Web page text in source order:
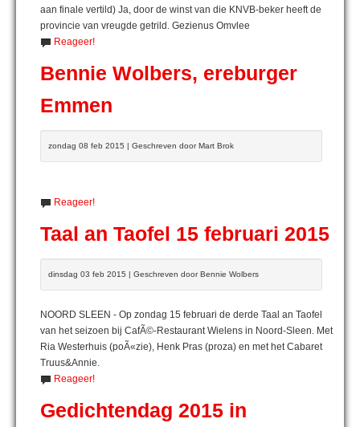
aan finale vertild) Ja, door de winst van die KNVB-beker heeft de
provincie van vreugde getrild. Gezienus Omvlee
Reageer!
Bennie Wolbers, ereburger
Emmen
zondag 08 feb 2015 | Geschreven door Mart Brok
Reageer!
Taal an Taofel 15 februari 2015
dinsdag 03 feb 2015 | Geschreven door Bennie Wolbers
NOORD SLEEN - Op zondag 15 februari de derde Taal an Taofel
van het seizoen bij CafÃ©-Restaurant Wielens in Noord-Sleen. Met
Ria Westerhuis (poÃ«zie), Henk Pras (proza) en met het Cabaret
Truus&Annie.
Reageer!
Gedichtendag 2015 in